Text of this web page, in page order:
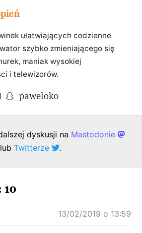
ułatwiających codzienne
szybko zmieniającego się
maniak wysokiej
i telewizorów.
paweloko
dyskusji na Mastodonie
lub Twitterze .
13/02/2019 o 13:59